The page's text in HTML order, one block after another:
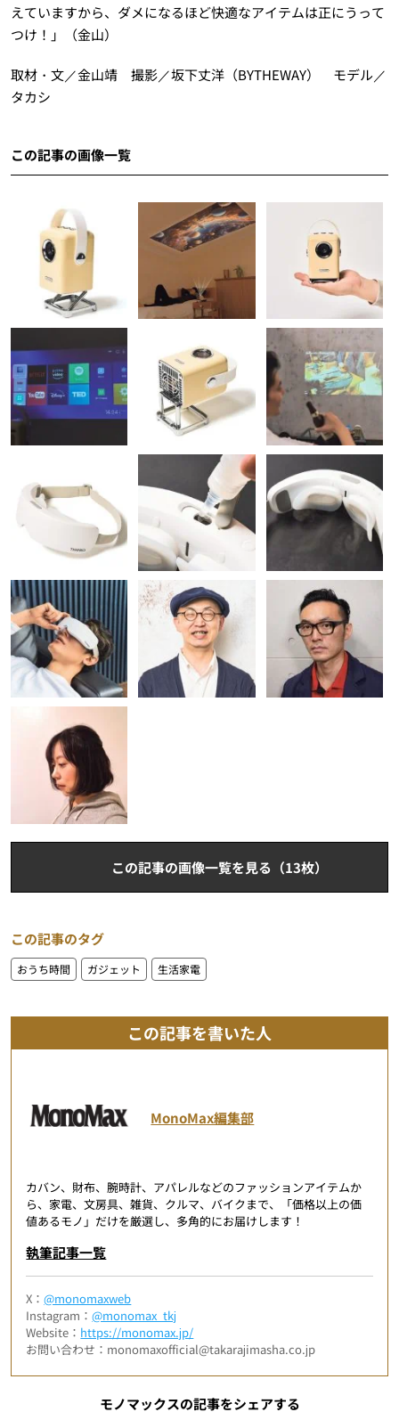
えていますから、ダメになるほど快適なアイテムは正にうって
つけ！」（金山）
取材・文／金山靖 撮影／坂下丈洋（BYTHEWAY） モデル／
タカシ
この記事の画像一覧
この記事の画像一覧を見る（13枚）
この記事のタグ
おうち時間 ガジェット 生活家電
この記事を書いた人
MonoMax編集部
カバン、財布、腕時計、アパレルなどのファッションアイテムか
ら、家電、文房具、雑貨、クルマ、バイクまで、「価格以上の価
値あるモノ」だけを厳選し、多角的にお届けします！
執筆記事一覧
X：@monomaxweb
Instagram：@monomax_tkj
Website： https://monomax.jp/
お問い合わせ：monomaxofficial@takarajimasha.co.jp
モノマックスの記事をシェアする